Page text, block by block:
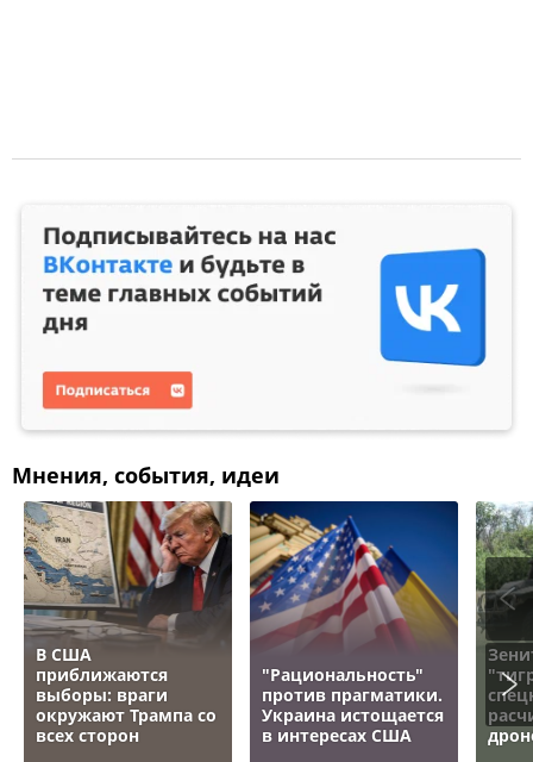
Мнения, события, идеи
В США
приближаются
выборы: враги
окружают Трампа со
всех сторон
"Рациональность"
против прагматики.
Украина истощается
в интересах США